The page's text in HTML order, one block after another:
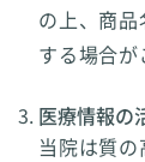
の上、商
する場合が
医療情報の
当院は質